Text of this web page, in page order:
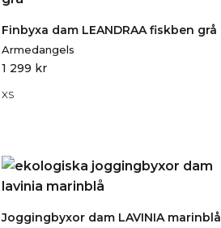
Finbyxa dam LEANDRAA fiskben grå
Armedangels
1 299 kr
XS
Joggingbyxor dam LAVINIA marinblå